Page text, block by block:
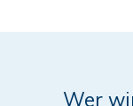
Wer